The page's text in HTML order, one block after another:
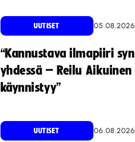
UUTISET 05.08.2026
“Kannustava ilmapiiri
yhdessä – Reilu
käynnistyy”
UUTISET 06.08.2026